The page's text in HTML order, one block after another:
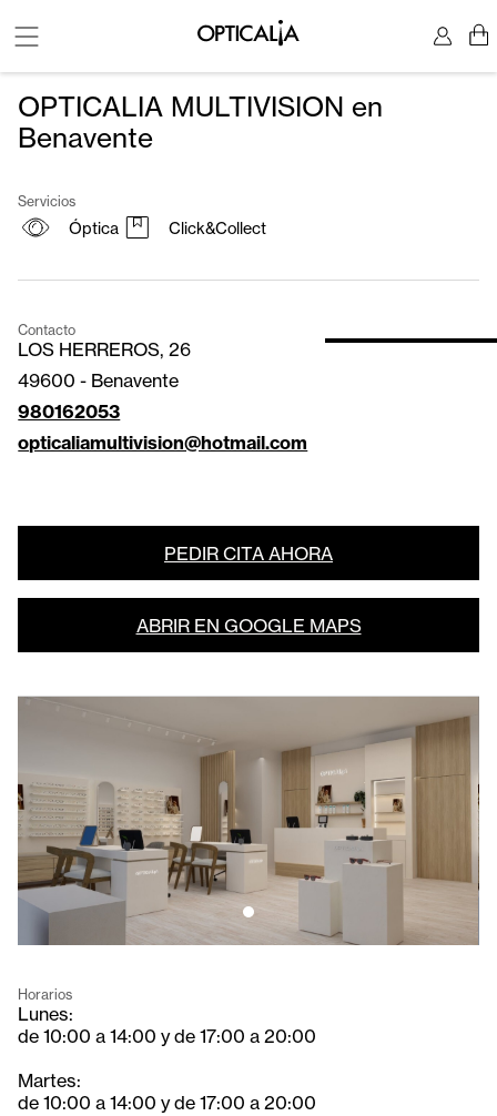
OPTICALIA MULTIVISION en
Benavente
Servicios
Óptica Click&Collect
Contacto
LOS HERREROS, 26
49600 - Benavente
980162053
opticaliamultivision@hotmail.com
PEDIR CITA AHORA
ABRIR EN GOOGLE MAPS
Horarios
Lunes:
de 10:00 a 14:00 y de 17:00 a 20:00
Martes:
de 10:00 a 14:00 y de 17:00 a 20:00